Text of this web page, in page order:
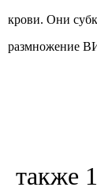
крови. Они
размножение
также